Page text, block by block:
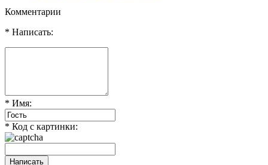
Комментарии
* Написать:
* Имя:
* Код с картинки: